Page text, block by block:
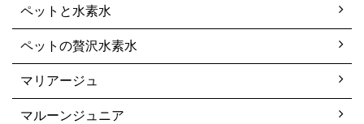
ペットと水素水
ペットの贅沢水素水
マリアージュ
マルーンジュニア